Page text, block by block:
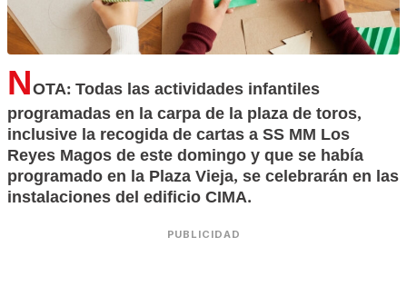
NOTA: Todas las actividades infantiles
programadas en la carpa de la plaza de toros,
inclusive la recogida de cartas a SS MM Los
Reyes Magos de este domingo y que se había
programado en la Plaza Vieja, se celebrarán en las
instalaciones del edificio CIMA.
PUBLICIDAD